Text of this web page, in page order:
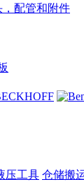
，配管和附件
压工具 仓储搬